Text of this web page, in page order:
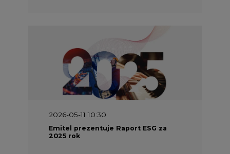
2026-05-11 10:30
Emitel prezentuje Raport ESG za
2025 rok